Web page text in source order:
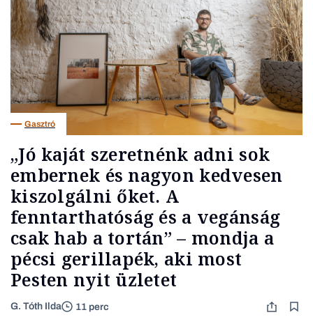
Gasztró
„Jó kaját szeretnénk adni sok
embernek és nagyon kedvesen
kiszolgálni őket. A
fenntarthatóság és a vegánság
csak hab a tortán” – mondja a
pécsi gerillapék, aki most
Pesten nyit üzletet
G. Tóth Ilda 11 perc